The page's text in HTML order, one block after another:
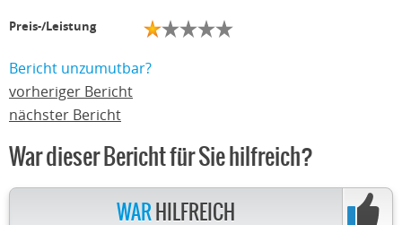
Preis-/Leistung
Bericht unzumutbar?
vorheriger Bericht
nächster Bericht
War dieser Bericht für Sie hilfreich?
WAR HILFREICH